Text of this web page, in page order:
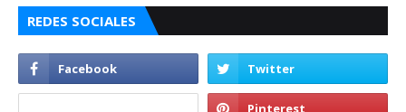
REDES SOCIALES